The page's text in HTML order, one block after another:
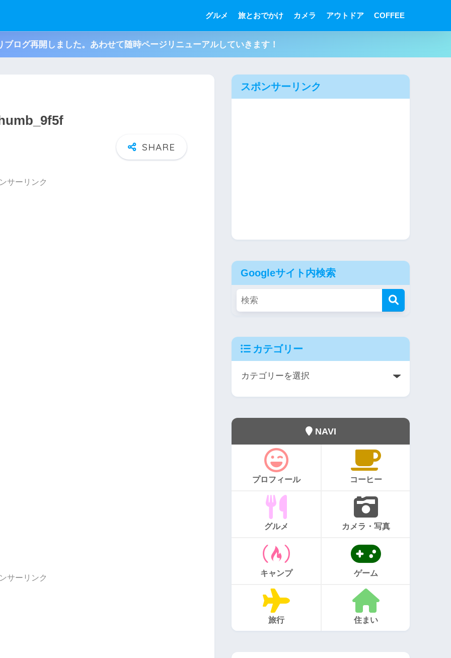
グルメ 旅とおでかけ カメラ アウトドア COFFEE
ブログ再開しました。あわせて随時ページリニューアルしていきます！
サーリンク
サーリンク
スポンサーリンク
Googleサイト内検索
カテゴリー
NAVI
プロフィール コーヒー
グルメ カメラ・写真
キャンプ ゲーム
旅行 住まい